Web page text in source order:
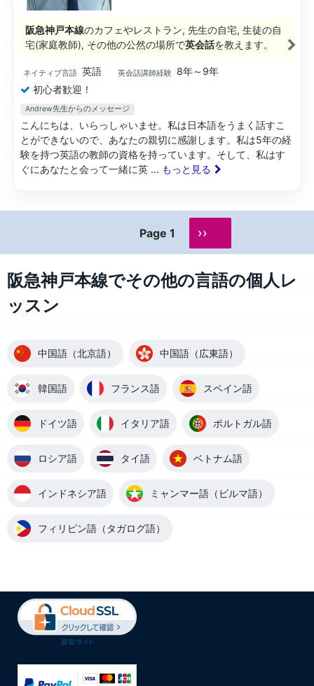
阪急神戸本線のカフェやレストラン, 先生の自宅, 生徒の自
宅(家庭教師), その他の公然の場所で英会話を教えます。
ネイティブ言語 英語 英会話講師経験
8年～9年
初心者歓迎！
Andrew先生からのメッセージ
こんにちは、いらっしゃいませ。私は日本語をうまく話すこ
とができないので、あなたの親切に感謝します。私は5年の経
験を持つ英語の教師の資格を持っています。そして、私はす
ぐにあなたと会って一緒に英 ... もっと見る
Page 1 ››
阪急神戸本線でその他の言語の個人レ
ッスン
中国語（北京語） 中国語（広東語）
韓国語 フランス語 スペイン語
ドイツ語 イタリア語 ポルトガル語
ロシア語 タイ語 ベトナム語
インドネシア語 ミャンマー語（ビルマ語）
フィリピン語（タガログ語）